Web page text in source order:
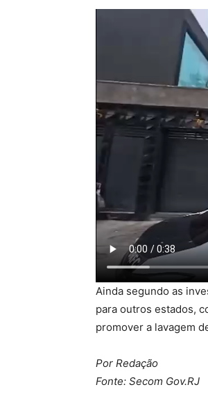
Ainda segundo as
para outros estados,
promover a lavagem
Por Redação
Fonte: Secom Gov.RJ